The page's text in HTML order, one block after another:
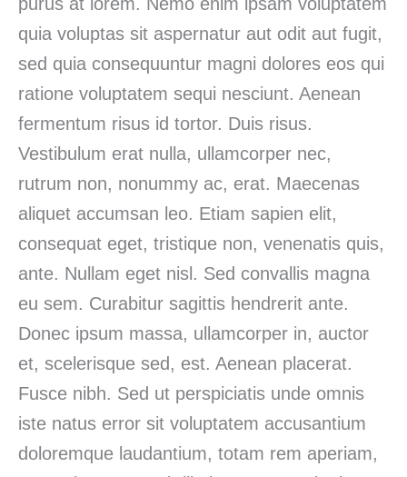
quia voluptas sit aspernatur aut odit aut fugit,
sed quia consequuntur magni dolores eos qui
ratione voluptatem sequi nesciunt. Aenean
fermentum risus id tortor. Duis risus.
Vestibulum erat nulla, ullamcorper nec,
rutrum non, nonummy ac, erat. Maecenas
aliquet accumsan leo. Etiam sapien elit,
consequat eget, tristique non, venenatis quis,
ante. Nullam eget nisl. Sed convallis magna
eu sem. Curabitur sagittis hendrerit ante.
Donec ipsum massa, ullamcorper in, auctor
et, scelerisque sed, est. Aenean placerat.
Fusce nibh. Sed ut perspiciatis unde omnis
iste natus error sit voluptatem accusantium
doloremque laudantium, totam rem aperiam,